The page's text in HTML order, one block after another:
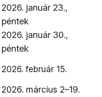
2026. január 23.,
péntek
2026. január 30.,
péntek
2026. február 15.
2026. március 2–19.